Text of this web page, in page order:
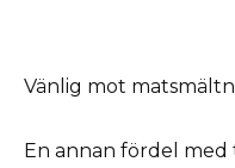
Vänlig mot
En annan fördel